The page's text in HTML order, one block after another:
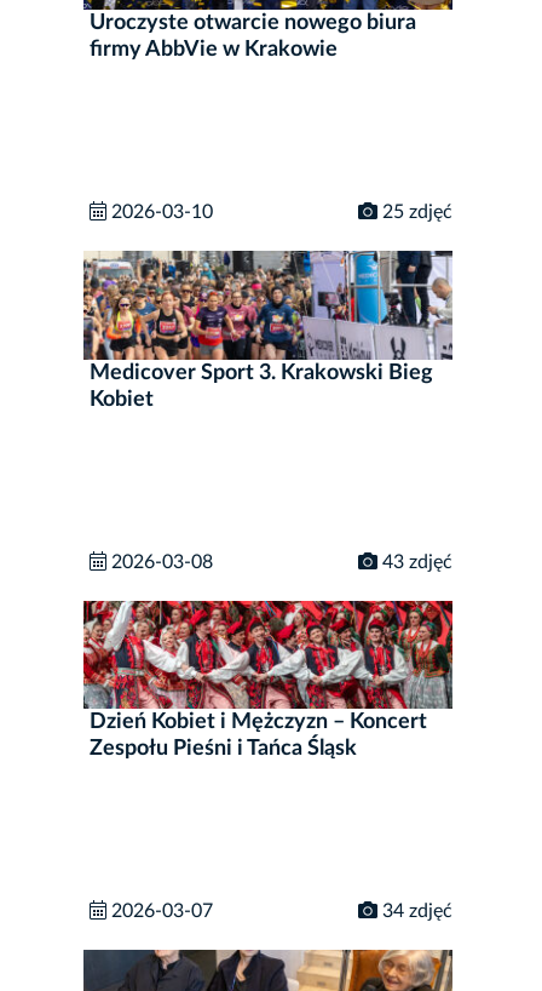
Uroczyste otwarcie nowego biura
firmy AbbVie w Krakowie
2026-03-10 25 zdjęć
Medicover Sport 3. Krakowski Bieg
Kobiet
2026-03-08 43 zdjęć
Dzień Kobiet i Mężczyzn – Koncert
Zespołu Pieśni i Tańca Śląsk
2026-03-07 34 zdjęć